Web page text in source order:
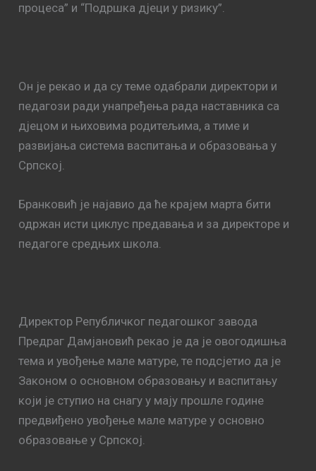
процеса” и “Подршка дјеци у ризику”.
Он је рекао и да су теме одабрали директори и
педагози ради унапређења рада наставника са
дјецом и њиховима родитељима, а тиме и
развијања система васпитања и образовања у
Српској.
Бранковић је најавио да ће крајем марта бити
одржан исти циклус предавања и за директоре и
педагоге средњих школа.
Директор Републичког педагошког завода
Предраг Дамјановић рекао је да је овогодишња
тема и увођење мале матуре, те подсјетио да је
Законом о основном образовању и васпитању
који је ступио на снагу у мају прошле године
предвиђено увођење мале матуре у основно
образовање у Српској.